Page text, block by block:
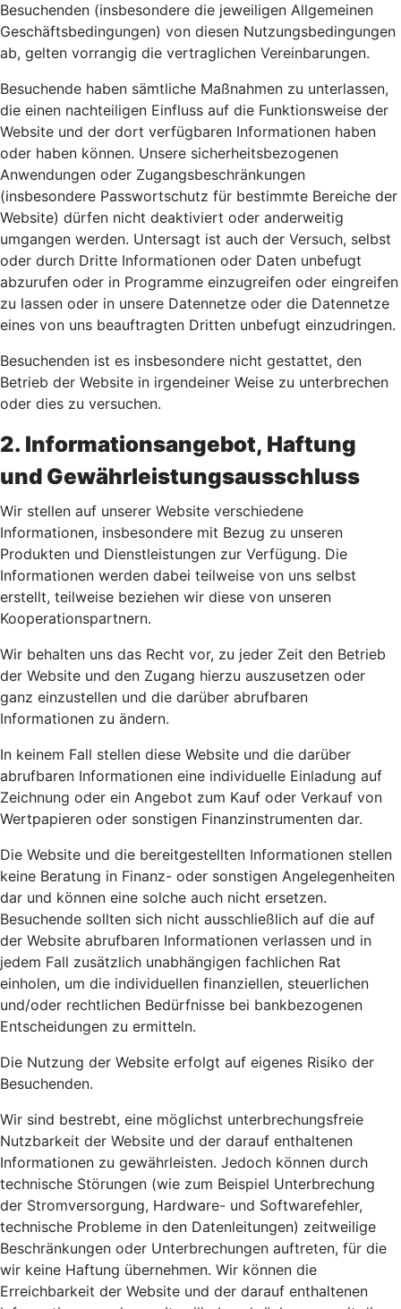
Besuchenden (insbesondere die jeweiligen Allgemeinen
Geschäftsbedingungen) von diesen Nutzungsbedingungen
ab, gelten vorrangig die vertraglichen Vereinbarungen.
Besuchende haben sämtliche Maßnahmen zu unterlassen,
die einen nachteiligen Einfluss auf die Funktionsweise der
Website und der dort verfügbaren Informationen haben
oder haben können. Unsere sicherheitsbezogenen
Anwendungen oder Zugangsbeschränkungen
(insbesondere Passwortschutz für bestimmte Bereiche der
Website) dürfen nicht deaktiviert oder anderweitig
umgangen werden. Untersagt ist auch der Versuch, selbst
oder durch Dritte Informationen oder Daten unbefugt
abzurufen oder in Programme einzugreifen oder eingreifen
zu lassen oder in unsere Datennetze oder die Datennetze
eines von uns beauftragten Dritten unbefugt einzudringen.
Besuchenden ist es insbesondere nicht gestattet, den
Betrieb der Website in irgendeiner Weise zu unterbrechen
oder dies zu versuchen.
2. Informationsangebot, Haftung
und Gewährleistungsausschluss
Wir stellen auf unserer Website verschiedene
Informationen, insbesondere mit Bezug zu unseren
Produkten und Dienstleistungen zur Verfügung. Die
Informationen werden dabei teilweise von uns selbst
erstellt, teilweise beziehen wir diese von unseren
Kooperationspartnern.
Wir behalten uns das Recht vor, zu jeder Zeit den Betrieb
der Website und den Zugang hierzu auszusetzen oder
ganz einzustellen und die darüber abrufbaren
Informationen zu ändern.
In keinem Fall stellen diese Website und die darüber
abrufbaren Informationen eine individuelle Einladung auf
Zeichnung oder ein Angebot zum Kauf oder Verkauf von
Wertpapieren oder sonstigen Finanzinstrumenten dar.
Die Website und die bereitgestellten Informationen stellen
keine Beratung in Finanz- oder sonstigen Angelegenheiten
dar und können eine solche auch nicht ersetzen.
Besuchende sollten sich nicht ausschließlich auf die auf
der Website abrufbaren Informationen verlassen und in
jedem Fall zusätzlich unabhängigen fachlichen Rat
einholen, um die individuellen finanziellen, steuerlichen
und/oder rechtlichen Bedürfnisse bei bankbezogenen
Entscheidungen zu ermitteln.
Die Nutzung der Website erfolgt auf eigenes Risiko der
Besuchenden.
Wir sind bestrebt, eine möglichst unterbrechungsfreie
Nutzbarkeit der Website und der darauf enthaltenen
Informationen zu gewährleisten. Jedoch können durch
technische Störungen (wie zum Beispiel Unterbrechung
der Stromversorgung, Hardware- und Softwarefehler,
technische Probleme in den Datenleitungen) zeitweilige
Beschränkungen oder Unterbrechungen auftreten, für die
wir keine Haftung übernehmen. Wir können die
Erreichbarkeit der Website und der darauf enthaltenen